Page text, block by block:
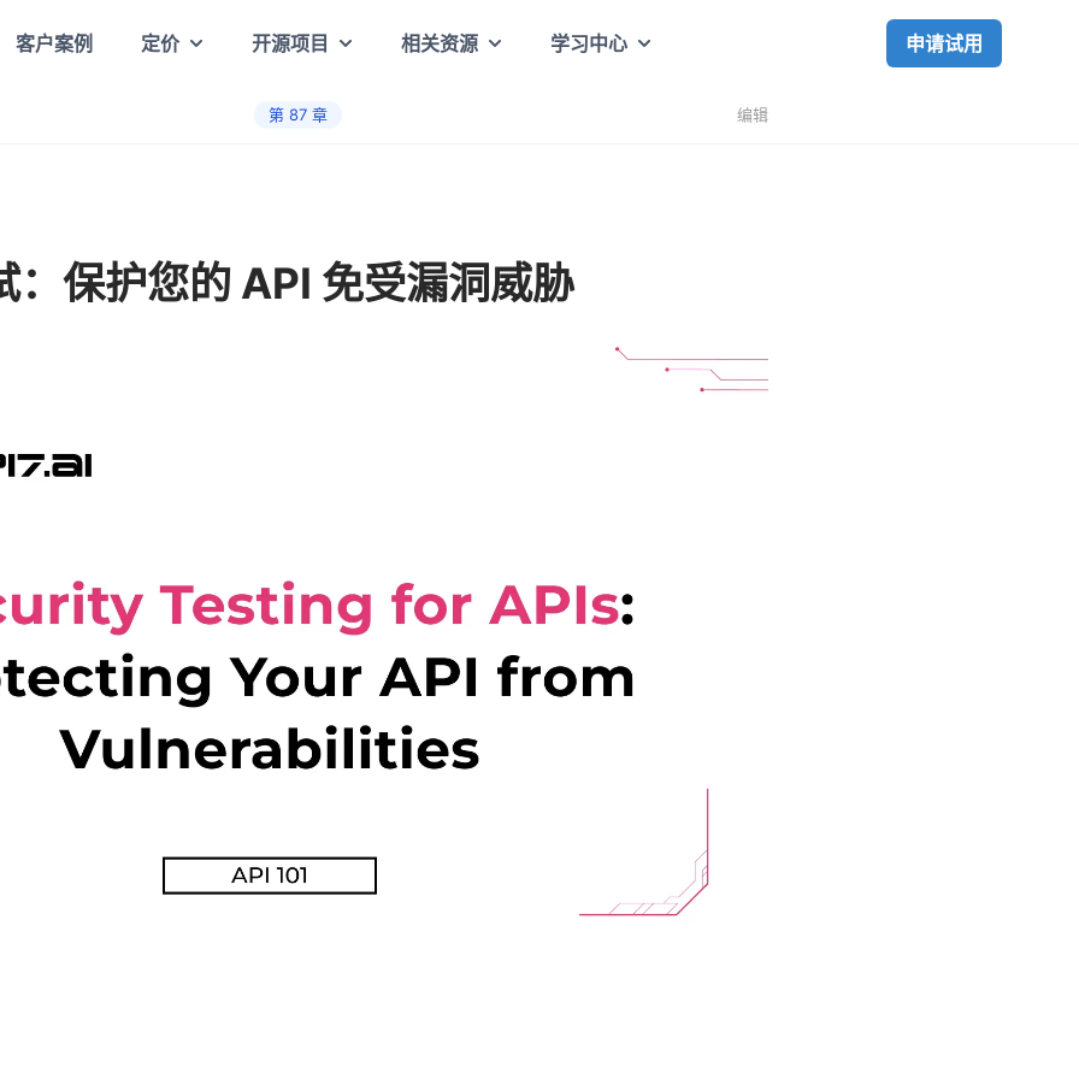
客户案例 定价 开源项目 相关资源 学习中心 申请试用
第 87章 编辑
：保护您的 API 免受漏洞威胁